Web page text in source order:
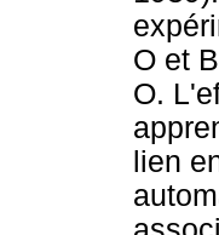
O et
O.
lien